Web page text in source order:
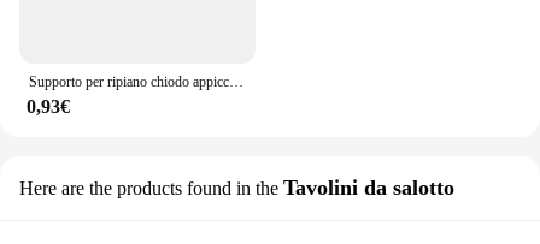
Supporto per ripiano chiodo appiccicoso Clip di supporto per ripiano per armadio autoadesivo supporto per parete divisorio gancio senza perforazione staffa forte
0,93€
Here are the products found in the Tavolini da salotto